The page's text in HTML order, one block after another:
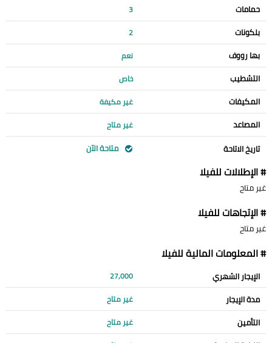
حمامات 3
بلكونات 2
بها رووف نعم
التشطيب خاص
المكيفات غير مكيفة
المصاعد غير متاح
تاريخ الاتاحة متاحة الآن
# الإطلالات للفيلا
غير متاح
# الإتجاهات للفيلا
غير متاح
# المعلومات المالية للفيلا
الإيجار الشهري 27,000
مدة الإيجار غير متاح
التأمين غير متاح